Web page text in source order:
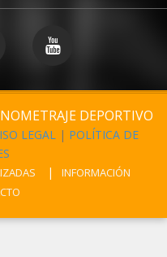
DEPORTIVO
LEGAL | POLÍTICA DE
INFORMACIÓN